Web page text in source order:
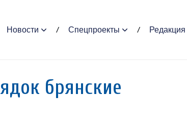
Новости Спецпроекты Редакция
брянские